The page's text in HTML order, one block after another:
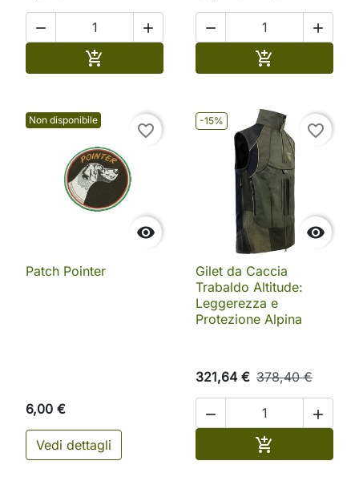
 

 

Non disponibile

favorite_border
Patch Pointer
6,00 €
Vedi dettagli
-15%

favorite_border
Gilet da Caccia
Trabaldo Altitude:
Leggerezza e
Protezione Alpina
321,64 € 378,40 €
 
